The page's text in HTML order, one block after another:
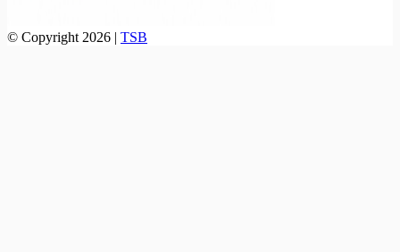
© Copyright 2026 | TSB